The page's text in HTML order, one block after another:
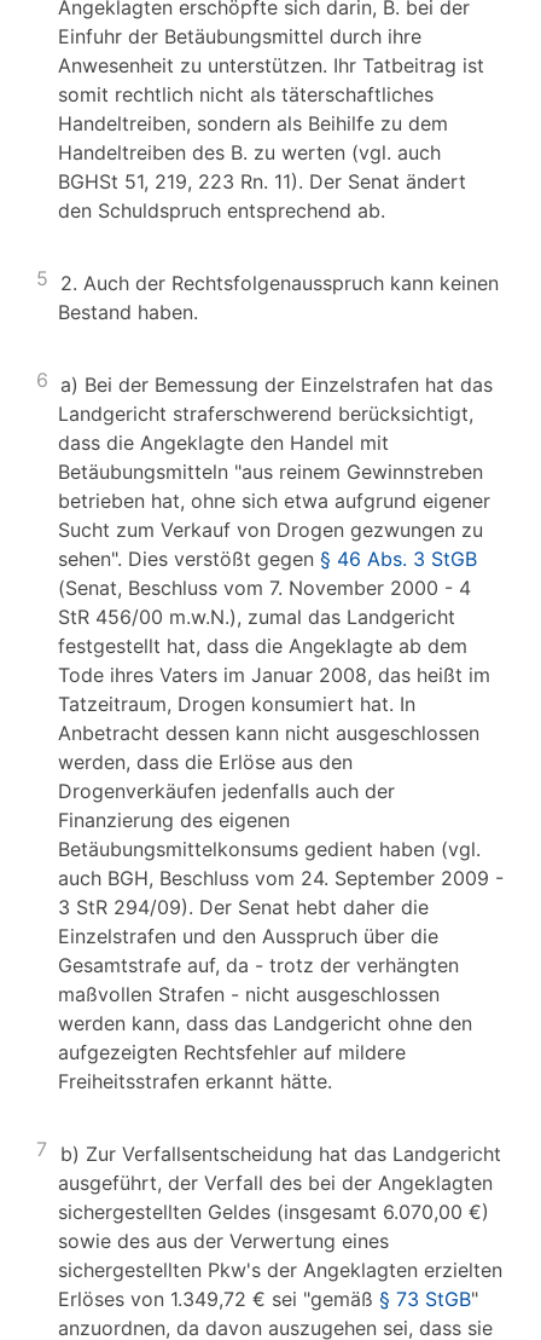
Angeklagten erschöpfte sich darin, B. bei der
Einfuhr der Betäubungsmittel durch ihre
Anwesenheit zu unterstützen. Ihr Tatbeitrag ist
somit rechtlich nicht als täterschaftliches
Handeltreiben, sondern als Beihilfe zu dem
Handeltreiben des B. zu werten (vgl. auch
BGHSt 51, 219, 223 Rn. 11). Der Senat ändert
den Schuldspruch entsprechend ab.
5 2. Auch der Rechtsfolgenausspruch kann keinen
Bestand haben.
6 a) Bei der Bemessung der Einzelstrafen hat das
Landgericht straferschwerend berücksichtigt,
dass die Angeklagte den Handel mit
Betäubungsmitteln "aus reinem Gewinnstreben
betrieben hat, ohne sich etwa aufgrund eigener
Sucht zum Verkauf von Drogen gezwungen zu
sehen". Dies verstößt gegen § 46 Abs. 3 StGB
(Senat, Beschluss vom 7. November 2000 - 4
StR 456/00 m.w.N.), zumal das Landgericht
festgestellt hat, dass die Angeklagte ab dem
Tode ihres Vaters im Januar 2008, das heißt im
Tatzeitraum, Drogen konsumiert hat. In
Anbetracht dessen kann nicht ausgeschlossen
werden, dass die Erlöse aus den
Drogenverkäufen jedenfalls auch der
Finanzierung des eigenen
Betäubungsmittelkonsums gedient haben (vgl.
auch BGH, Beschluss vom 24. September 2009 -
3 StR 294/09). Der Senat hebt daher die
Einzelstrafen und den Ausspruch über die
Gesamtstrafe auf, da - trotz der verhängten
maßvollen Strafen - nicht ausgeschlossen
werden kann, dass das Landgericht ohne den
aufgezeigten Rechtsfehler auf mildere
Freiheitsstrafen erkannt hätte.
7
b) Zur Verfallsentscheidung hat das Landgericht
ausgeführt, der Verfall des bei der Angeklagten
sichergestellten Geldes (insgesamt 6.070,00 €)
sowie des aus der Verwertung eines
sichergestellten Pkw's der Angeklagten erzielten
Erlöses von 1.349,72 € sei "gemäß § 73 StGB"
anzuordnen, da davon auszugehen sei, dass sie